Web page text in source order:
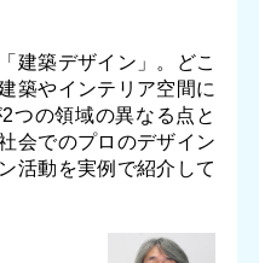
建築デザイン」。どこ
築やインテリア空間に
つの領域の異なる点と
会でのプロのデザイン
活動を実例で紹介して